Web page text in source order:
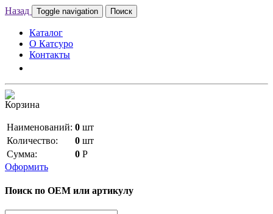
Назад Toggle navigation Поиск
Каталог
О Катсуро
Контакты
Корзина
Наименований: 0 шт
Количество:
0 шт
Сумма:
0 Р
Оформить
Поиск по OEM или артикулу